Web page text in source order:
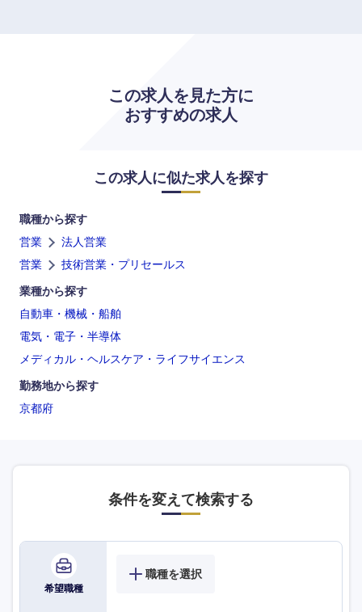
この求人を見た方に
おすすめの求人
この求人に似た求人を探す
職種から探す
営業
法人営業
営業
技術営業・プリセールス
業種から探す
自動車・機械・船舶
電気・電子・半導体
メディカル・ヘルスケア・ライフサイエンス
勤務地から探す
京都府
条件を変えて検索する
希望職種
職種を選択